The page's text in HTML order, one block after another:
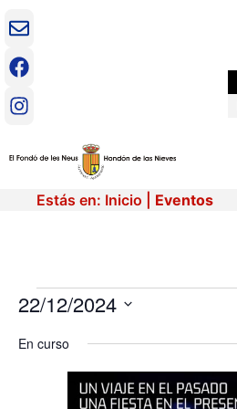
Saltar
contenido
Estás en: Inicio Eventos
Eventos
en
22/12/2024
e
En curso